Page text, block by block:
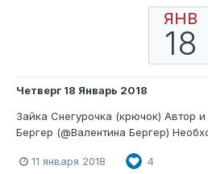
ЯНВ
18
Четверг 18 Январь 2018
Зайка Снегурочка (крючок) Автор
Бергер (@Валентина Бергер)
11 января 2018
4